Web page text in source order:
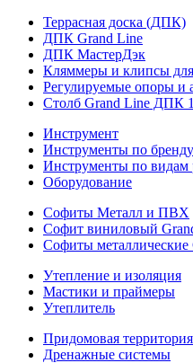
Террасная доска (ДПК)
ДПК Grand Line
ДПК МастерДэк
Кляммеры и клипсы
Регулируемые опоры и
Столб Grand Line ДПК
Инструмент
Инструменты по бренду
Инструменты по видам
Оборудование
Софиты Металл и ПВХ
Софит виниловый
Софиты металлические
Утепление и изоляция
Мастики и праймеры
Утеплитель
Придомовая территория
Дренажные системы